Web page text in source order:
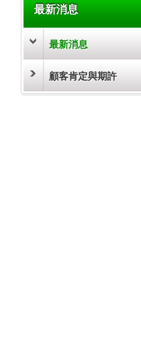
最新消息
最新消息
顧客肯定與期許